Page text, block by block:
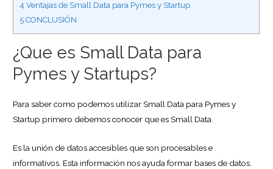
4 Ventajas de Small Data para Pymes y Startup
5 CONCLUSIÓN
¿Que es Small Data para
Pymes y Startups?
Para saber como podemos utilizar Small Data para Pymes y
Startup primero debemos conocer que es Small Data.
Es la unión de datos accesibles que son procesables e
informativos. Esta información nos ayuda formar bases de datos.